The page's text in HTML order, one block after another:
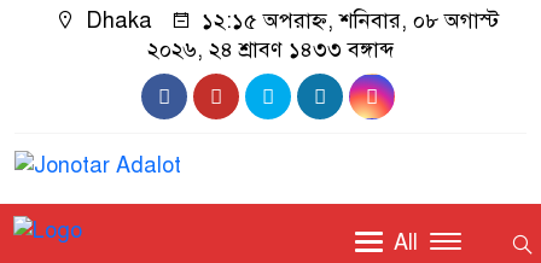
Dhaka
১২:১৫ অপরাহ্ন, শনিবার, ০৮ অগাস্ট
২০২৬, ২৪ শ্রাবণ ১৪৩৩ বঙ্গাব্দ
All